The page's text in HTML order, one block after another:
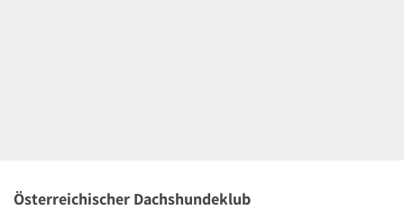
Österreichischer Dachshundeklub